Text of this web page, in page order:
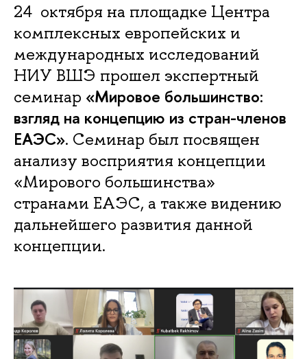
24 октября на площадке Центра
комплексных европейских и
международных исследований
НИУ ВШЭ прошел экспертный
семинар «Мировое большинство:
взгляд на концепцию из стран-членов
ЕАЭС». Семинар был посвящен
анализу восприятия концепции
«Мирового большинства»
странами ЕАЭС, а также видению
дальнейшего развития данной
концепции.